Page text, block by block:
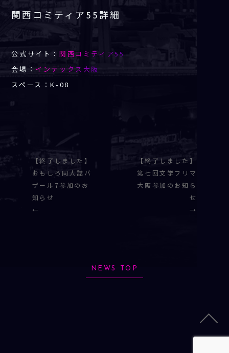
関西コミティア55詳細
公式サイト： 関西コミティア55
会場： インテックス大阪
スペース：K-08
【終了しました】
おもしろ同人誌バ
ザール7参加のお
知らせ
←
【終了しました】
第七回文学フリマ
大阪参加のお知ら
せ
→
NEWS TOP